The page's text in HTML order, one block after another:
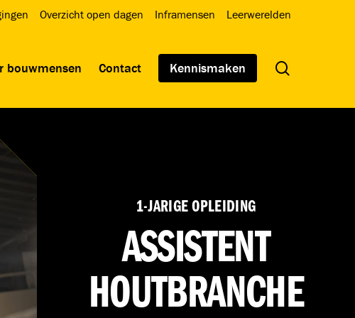
Overzicht open dagen Inframensen Leerwerelden
bouwmensen Contact Kennismaken
1-JARIGE OPLEIDING
ASSISTENT
HOUTBRANCHE